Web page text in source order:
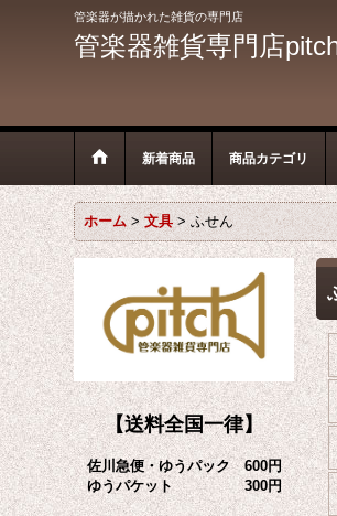
管楽器が描かれた雑貨の専門店
管楽器雑貨専門店
新着商品 商品カテゴリ
ホーム > 文具 > ふせん
【送料全国一律】
佐川急便・ゆうパック 600円
ゆうパケット 300円